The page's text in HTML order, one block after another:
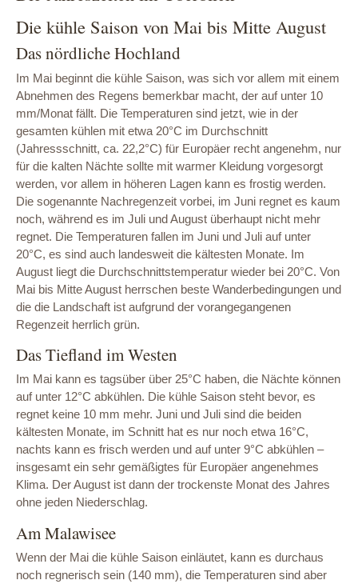
Die kühle Saison von Mai bis Mitte August
Das nördliche Hochland
Im Mai beginnt die kühle Saison, was sich vor allem mit einem
Abnehmen des Regens bemerkbar macht, der auf unter 10
mm/Monat fällt. Die Temperaturen sind jetzt, wie in der
gesamten kühlen mit etwa 20°C im Durchschnitt
(Jahressschnitt, ca. 22,2°C) für Europäer recht angenehm, nur
für die kalten Nächte sollte mit warmer Kleidung vorgesorgt
werden, vor allem in höheren Lagen kann es frostig werden.
Die sogenannte Nachregenzeit vorbei, im Juni regnet es kaum
noch, während es im Juli und August überhaupt nicht mehr
regnet. Die Temperaturen fallen im Juni und Juli auf unter
20°C, es sind auch landesweit die kältesten Monate. Im
August liegt die Durchschnittstemperatur wieder bei 20°C. Von
Mai bis Mitte August herrschen beste Wanderbedingungen und
die die Landschaft ist aufgrund der vorangegangenen
Regenzeit herrlich grün.
Das Tiefland im Westen
Im Mai kann es tagsüber über 25°C haben, die Nächte können
auf unter 12°C abkühlen. Die kühle Saison steht bevor, es
regnet keine 10 mm mehr. Juni und Juli sind die beiden
kältesten Monate, im Schnitt hat es nur noch etwa 16°C,
nachts kann es frisch werden und auf unter 9°C abkühlen –
insgesamt ein sehr gemäßigtes für Europäer angenehmes
Klima. Der August ist dann der trockenste Monat des Jahres
ohne jeden Niederschlag.
Am Malawisee
Wenn der Mai die kühle Saison einläutet, kann es durchaus
noch regnerisch sein (140 mm), die Temperaturen sind aber